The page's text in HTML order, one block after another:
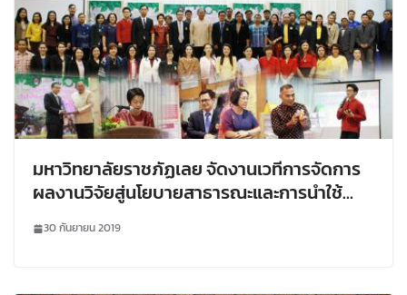
มหาวิทยาลัยราชภัฏเลย จัดงานเวทีการจัดการ
ผลงานวิจัยสู่นโยบายสาธารณะและการนำใช้
ประโยชน์
30 กันยายน 2019